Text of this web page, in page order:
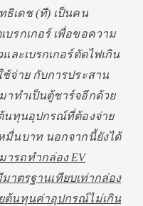
ทธิเดช (ที) เป็นคน
รกเกอร์ เพื่อขอความ
ละเบรกเกอร์ตัดไฟเกิน
จ่าย กับการประสาน
าทำเป็นตู้ชาร์จอีกด้วย
ต้นทุนอุปกรณ์ที่ต้องจ่าย
มื่นบาท นอกจากนี้ยังได้
ารถทำกล่องEV
าตรฐานเทียบเท่ากล่อง
ต้นทุนค่าอุปกรณ์ไม่เกิน